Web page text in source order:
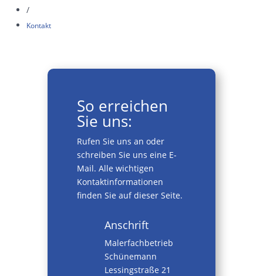
/
Kontakt
So erreichen
Sie uns:
Rufen Sie uns an oder
schreiben Sie uns eine E-
Mail. Alle wichtigen
Kontaktinformationen
finden Sie auf dieser Seite.
Anschrift
Malerfachbetrieb
Schünemann
Lessingstraße 21